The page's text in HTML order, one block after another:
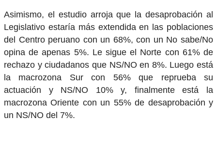
Asimismo, el estudio arroja que la desaprobación al
Legislativo estaría más extendida en las poblaciones
del Centro peruano con un 68%, con un No sabe/No
opina de apenas 5%. Le sigue el Norte con 61% de
rechazo y ciudadanos que NS/NO en 8%. Luego está
la macrozona Sur con 56% que reprueba su
actuación y NS/NO 10% y, finalmente está la
macrozona Oriente con un 55% de desaprobación y
un NS/NO del 7%.